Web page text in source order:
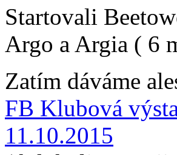
Startovali
Argo a Argia ( 6
Zatím dáváme
FB Klubová
11.10.2015